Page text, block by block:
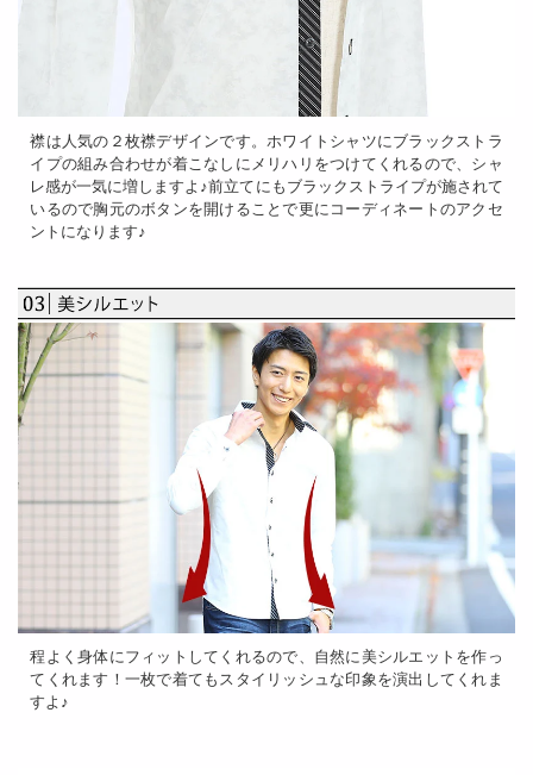
襟は人気の２枚襟デザインです。ホワイトシャツにブラックストラ
イプの組み合わせが着こなしにメリハリをつけてくれるので、シャ
レ感が一気に増しますよ♪前立てにもブラックストライプが施されて
いるので胸元のボタンを開けることで更にコーディネートのアクセ
ントになります♪
程よく身体にフィットしてくれるので、自然に美シルエットを作っ
てくれます！一枚で着てもスタイリッシュな印象を演出してくれま
すよ♪